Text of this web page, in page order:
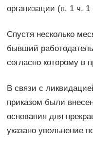
организации (п. 1 ч.
Спустя несколько
бывший
согласно которому в
В связи с
приказом были
основания для
указано увольнение